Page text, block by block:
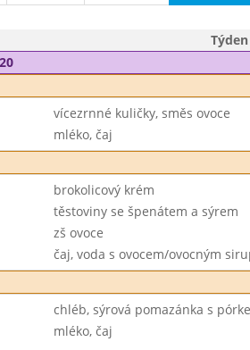
vícezrnné kuličky, směs ovoce
mléko, čaj
brokolicový krém
těstoviny se špenátem a sýrem
zš ovoce
čaj, voda s ovocem/ovocným
chléb, sýrová pomazánka s
mléko, čaj